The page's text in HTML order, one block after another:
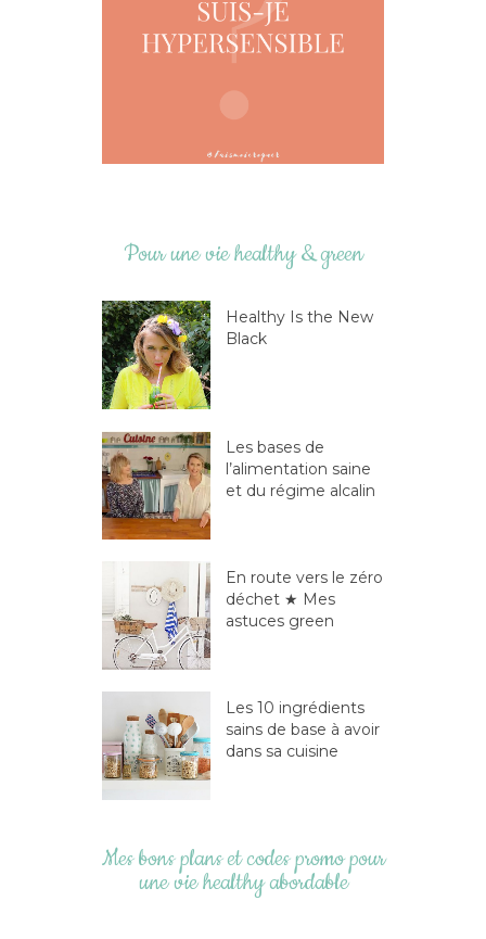
Pour une vie healthy & green
Healthy Is the New
Black
Les bases de
l’alimentation saine
et du régime alcalin
En route vers le zéro
déchet ★ Mes
astuces green
Les 10 ingrédients
sains de base à avoir
dans sa cuisine
Mes bons plans et codes promo pour
une vie healthy abordable